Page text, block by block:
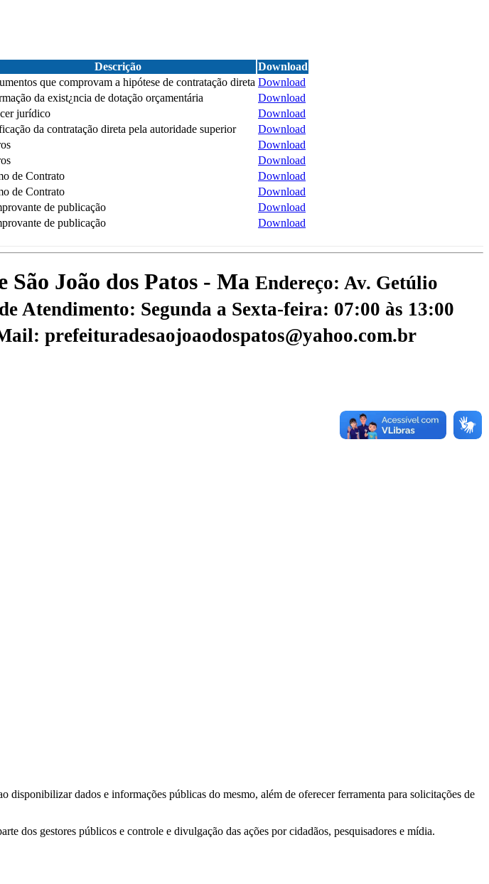
Descrição
Download
que comprovam a hipótese de contratação direta Download
da exist¿ncia de dotação orçamentária
Download
jurídico
Download
da contratação direta pela autoridade superior
Download
Download
Download
de Contrato
Download
de Contrato
Download
de publicação
Download
de publicação Download
João dos Patos - Ma Endereço: Av. Getúlio
Atendimento: Segunda a Sexta-feira: 07:00 às 13:00
prefeituradesaojoaodospatos@yahoo.com.br
dados e informações públicas do mesmo, além de oferecer ferramenta para solicitações de
dos gestores públicos e controle e divulgação das ações por cidadãos, pesquisadores e mídia.